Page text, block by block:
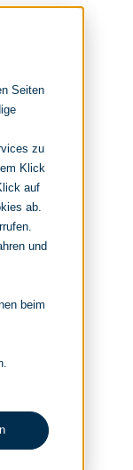
Seiten
zu
Klick
auf
ab.
und
beim